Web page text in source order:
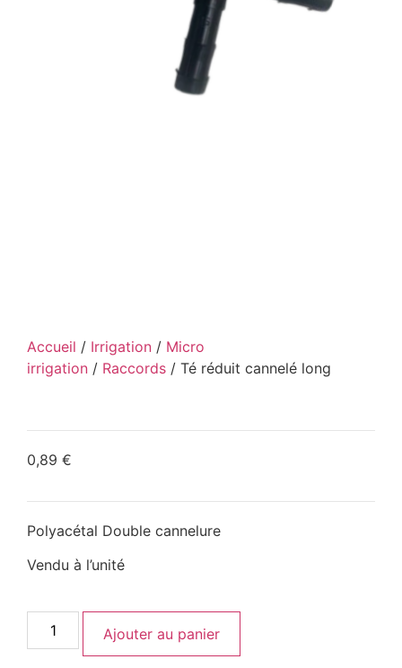
Accueil / Irrigation / Micro
irrigation / Raccords / Té réduit cannelé long
0,89 €
Polyacétal Double cannelure
Vendu à l’unité
Ajouter au panier